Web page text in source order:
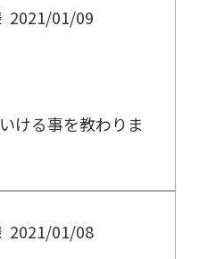
2021/01/09
ける事を教わりま
2021/01/08